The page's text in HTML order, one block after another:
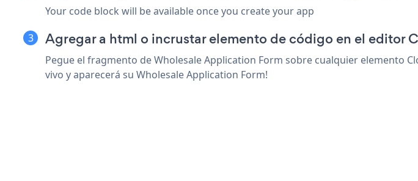
Your code block will be available once you create your app
Agregar a html o incrustar elemento de código en el editor
Pegue el fragmento de Wholesale Application Form sobre cualquier elemento
vivo y aparecerá su Wholesale Application Form!